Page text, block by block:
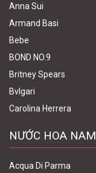
Anna Sui
Armand Basi
Bebe
BOND NO.9
Britney Spears
Bvlgari
Carolina Herrera
NƯỚC HOA NAM
Acqua Di Parma